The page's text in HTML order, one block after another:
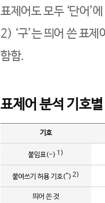
표제어도 모두 ‘단어’
2) ‘구’는 띄어 쓴 표
함함.
표제어 분석 기호
기호
붙임표(-) 1)
붙여쓰기 허용 기호(^) 2)
띄어 쓴 것